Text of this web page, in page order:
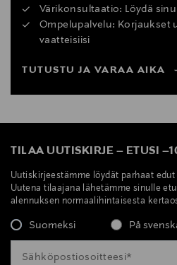
Värikonsultaatio: Löydä
Ompelupalvelu: Korjaukset
vaatteisiisi
TUTUSTU JA VARAA AIKA
TILAA UUTISKIRJE – ETUSI –
Uutiskirjeestämme löydät parhaat
Uutena tilaajana lähetämme sinulle
alennuksen normaalihintaisesta
Suomeksi På